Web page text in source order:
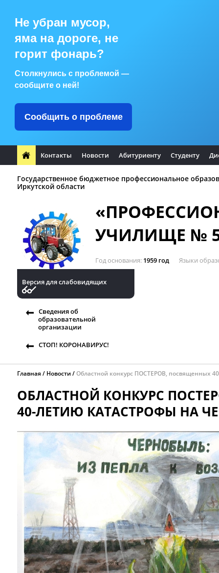
Не убран мусор,
яма на дороге, не
горит фонарь?
Столкнулись с проблемой —
сообщите о ней!
Сообщить о проблеме
Контакты Новости Абитуриенту Студенту
Государственное бюджетное профессиональное
Иркутской области
УЧИЛИЩЕ №
Год основания 1959 год Языки
Версия для слабовидящих
Сведения об
образовательной
организации
СТОП! КОРОНАВИРУС!
Главная Новости Областной конкурс ПОСТЕРОВ, посвященных
ОБЛАСТНОЙ КОНКУРС
40-ЛЕТИЮ КАТАСТРОФЫ НА